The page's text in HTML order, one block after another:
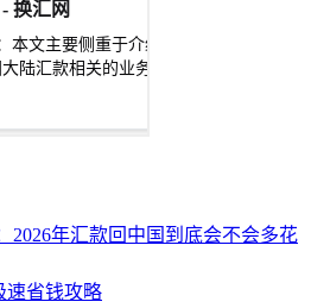
2026年汇款回中国到底会不会多花
速省钱攻略